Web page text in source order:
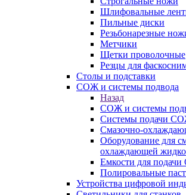
Шлифовальные
Пильные диски
Резьбонарезные
Метчики
Щетки проволочные
Резцы для
Столы и подставки
СОЖ и системы подвода
Назад
СОЖ и системы
Системы подачи
Смазочно-
Оборудование для
охлаждающей
Емкости для
Полировальные
Устройства цифровой